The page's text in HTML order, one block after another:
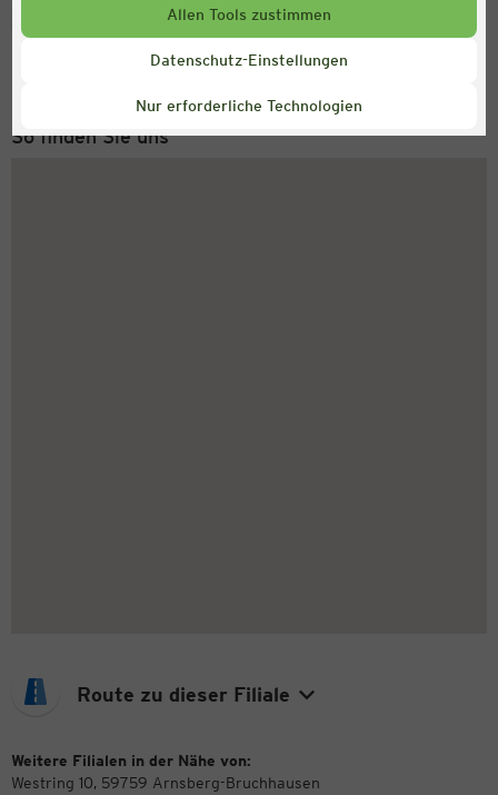
Allen Tools zustimmen
Datenschutz-Einstellungen
Nur erforderliche Technologien
Service Hotline
+49 (0) 2546 / 98 999 98
So finden Sie uns
Route zu dieser Filiale
Weitere Filialen in der Nähe von:
Westring 10, 59759 Arnsberg-Bruchhausen